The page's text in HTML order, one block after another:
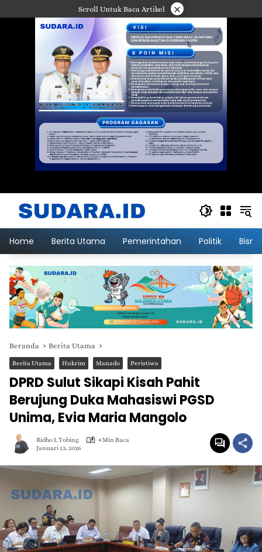
ke
Scroll Untuk Baca Artikel ×
Home Berita Utama Pemerintahan Politik
Beranda Berita Utama
Berita Utama Hukrim Manado Peristiwa
DPRD Sulut Sikapi Kisah Pahit
Berujung Duka Mahasiswi PGSD
Unima, Evia Maria Mangolo
Ridho L Tobing
4 Min Baca
Januari 13, 2026